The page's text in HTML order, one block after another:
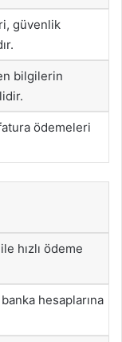
güvenlik
bilgilerin
ödemeleri
hızlı ödeme
hesaplarına